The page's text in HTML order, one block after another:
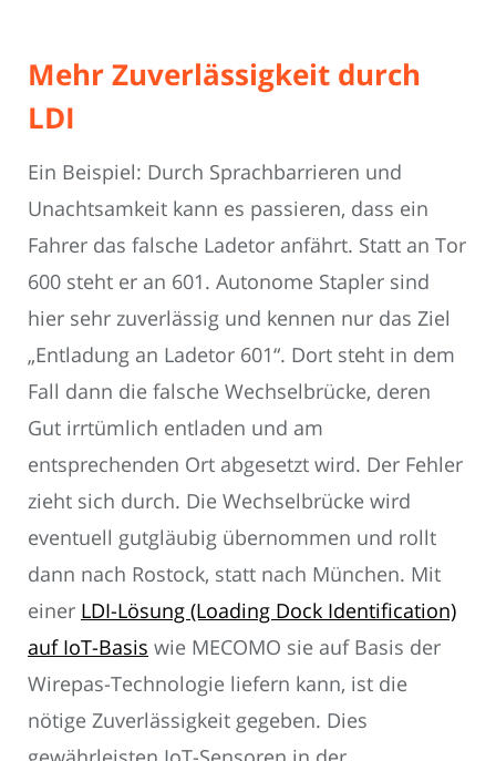
Mehr Zuverlässigkeit durch
LDI
Ein Beispiel: Durch Sprachbarrieren und
Unachtsamkeit kann es passieren, dass ein
Fahrer das falsche Ladetor anfährt. Statt an Tor
600 steht er an 601. Autonome Stapler sind
hier sehr zuverlässig und kennen nur das Ziel
„Entladung an Ladetor 601“. Dort steht in dem
Fall dann die falsche Wechselbrücke, deren
Gut irrtümlich entladen und am
entsprechenden Ort abgesetzt wird. Der Fehler
zieht sich durch. Die Wechselbrücke wird
eventuell gutgläubig übernommen und rollt
dann nach Rostock, statt nach München. Mit
einer LDI-Lösung (Loading Dock Identification)
auf IoT-Basis wie MECOMO sie auf Basis der
Wirepas-Technologie liefern kann, ist die
nötige Zuverlässigkeit gegeben. Dies